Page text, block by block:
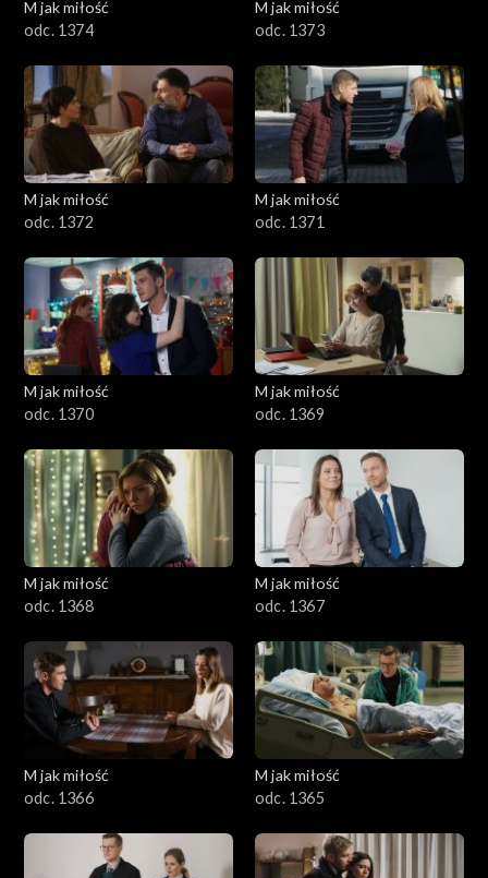
M jak miłość
odc. 1374
M jak miłość
odc. 1373
M jak miłość
odc. 1372
M jak miłość
odc. 1371
M jak miłość
odc. 1370
M jak miłość
odc. 1369
M jak miłość
odc. 1368
M jak miłość
odc. 1367
M jak miłość
odc. 1366
M jak miłość
odc. 1365